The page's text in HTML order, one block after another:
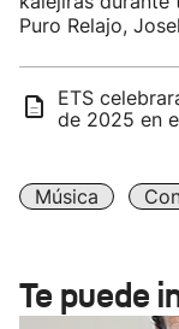
Puro Relajo,
ETS
de 2025 en
Música
Te puede